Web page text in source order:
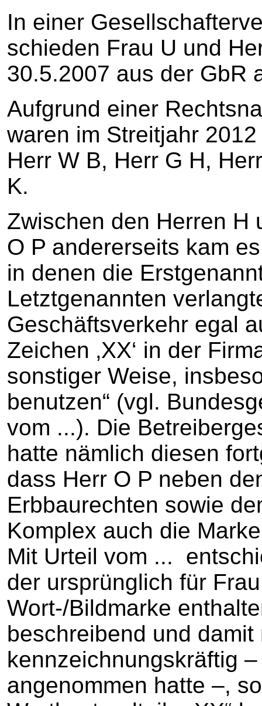
In einer
schieden Frau U und
30.5.2007 aus der GbR
Aufgrund einer
waren im Streitjahr
Herr W B, Herr G H,
K.
Zwischen den Herren H
O P andererseits kam
in denen die
Letztgenannten
Geschäftsverkehr egal
Zeichen ‚XX‘ in der
sonstiger Weise,
benutzen“ (vgl.
vom ...). Die
hatte nämlich diesen
dass Herr O P neben
Erbbaurechten sowie
Komplex auch die
Mit Urteil vom ...
der ursprünglich für
Wort-/Bildmarke
beschreibend und damit
kennzeichnungskräftig
angenommen hatte –,